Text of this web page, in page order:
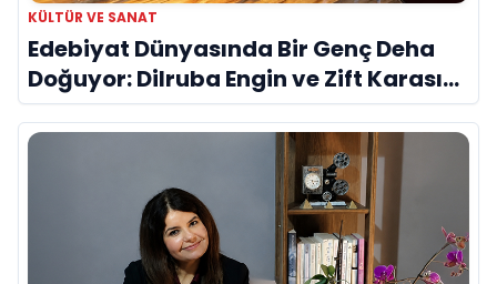
KÜLTÜR VE SANAT
Edebiyat Dünyasında Bir Genç Deha
Doğuyor: Dilruba Engin ve Zift Karası
Evreni ‘AVENOİR’